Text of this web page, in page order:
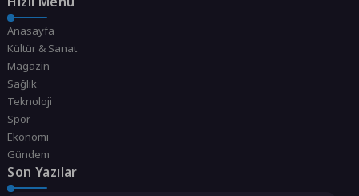
Anasayfa
Kültür & Sanat
Magazin
Sağlık
Teknoloji
Spor
Ekonomi
Gündem
Son Yazılar